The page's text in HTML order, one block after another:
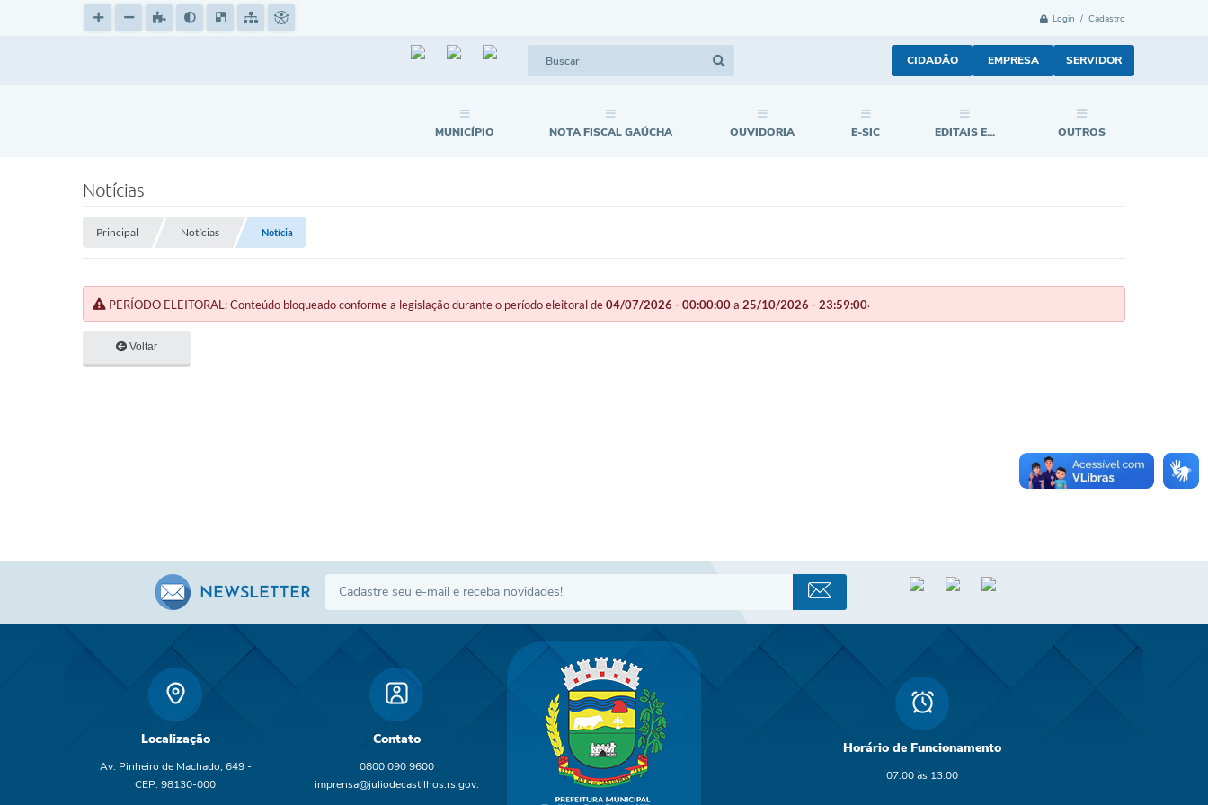
Login / Cadastro
CIDADÃO EMPRESA SERVIDOR
MUNICÍPIO NOTA FISCAL GAÚCHA OUVIDORIA E-SIC EDITAIS E... OUTROS
Notícias
Principal Notícias Notícia
PERÍODO ELEITORAL: Conteúdo bloqueado conforme a legislação durante o período eleitoral de04/07/2026 - 00:00:00a 25/10/2026 - 23:59:00.
Voltar
NEWSLETTER
Localização
Av. Pinheiro de Machado, 649 -
CEP: 98130-000
Contato
0800 090 9600
imprensa@juliodecastilhos.rs.gov.
Horário de Funcionamento
07:00 às 13:00